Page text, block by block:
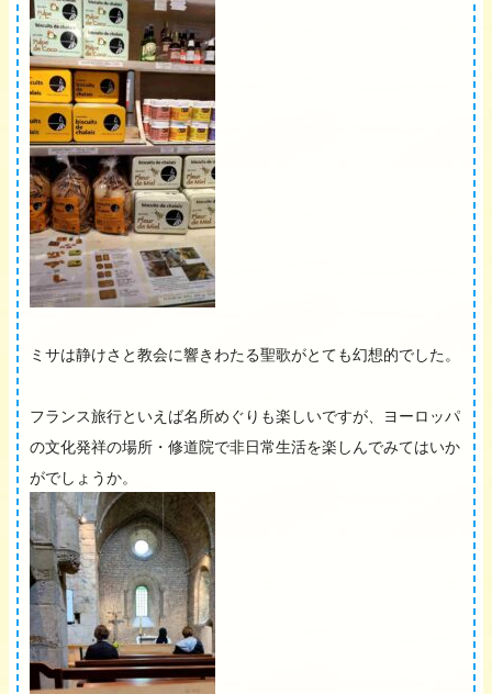
ミサは静けさと教会に響きわたる聖歌がとても幻想的でした。
フランス旅行といえば名所めぐりも楽しいですが、ヨーロッパ
の文化発祥の場所・修道院で非日常生活を楽しんでみてはいか
がでしょうか。